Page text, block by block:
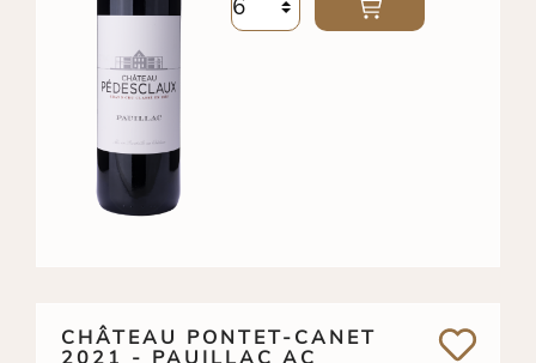
CHÂTEAU PONTET-CANET